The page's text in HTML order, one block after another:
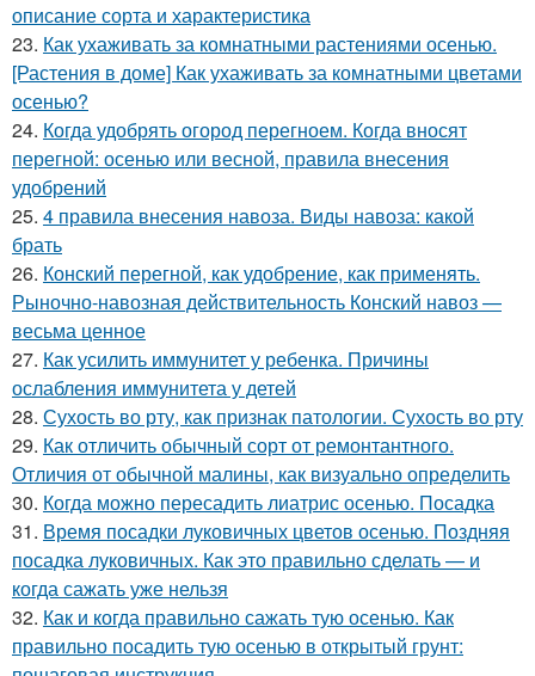
описание сорта и характеристика
23. Как ухаживать за комнатными растениями осенью.
[Растения в доме] Как ухаживать за комнатными цветами
осенью?
24. Когда удобрять огород перегноем. Когда вносят
перегной: осенью или весной, правила внесения
удобрений
25. 4 правила внесения навоза. Виды навоза: какой
брать
26. Конский перегной, как удобрение, как применять.
Рыночно-навозная действительность Конский навоз —
весьма ценное
27. Как усилить иммунитет у ребенка. Причины
ослабления иммунитета у детей
28. Сухость во рту, как признак патологии. Сухость во рту
29. Как отличить обычный сорт от ремонтантного.
Отличия от обычной малины, как визуально определить
30. Когда можно пересадить лиатрис осенью. Посадка
31. Время посадки луковичных цветов осенью. Поздняя
посадка луковичных. Как это правильно сделать — и
когда сажать уже нельзя
32. Как и когда правильно сажать тую осенью. Как
правильно посадить тую осенью в открытый грунт: